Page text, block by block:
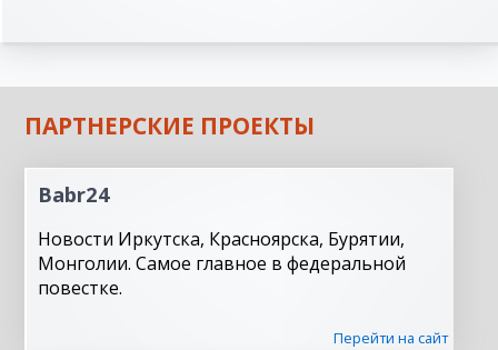
ПАРТНЕРСКИЕ ПРОЕКТЫ
Babr24
Новости Иркутска, Красноярска, Бурятии,
Монголии. Самое главное в федеральной
повестке.
Перейти на сайт